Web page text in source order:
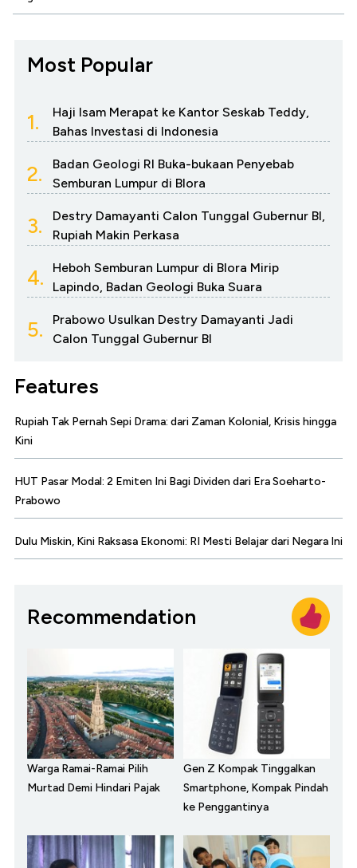
Most Popular
1.
Haji Isam Merapat ke Kantor Seskab Teddy,
Bahas Investasi di Indonesia
2.
Badan Geologi RI Buka-bukaan Penyebab
Semburan Lumpur di Blora
3.
Destry Damayanti Calon Tunggal Gubernur BI,
Rupiah Makin Perkasa
4.
Heboh Semburan Lumpur di Blora Mirip
Lapindo, Badan Geologi Buka Suara
5.
Prabowo Usulkan Destry Damayanti Jadi
Calon Tunggal Gubernur BI
Features
Rupiah Tak Pernah Sepi Drama: dari Zaman Kolonial, Krisis hingga
Kini
HUT Pasar Modal: 2 Emiten Ini Bagi Dividen dari Era Soeharto-
Prabowo
Dulu Miskin, Kini Raksasa Ekonomi: RI Mesti Belajar dari Negara Ini
Recommendation
Warga Ramai-Ramai Pilih
Murtad Demi Hindari Pajak
Gen Z Kompak Tinggalkan
Smartphone, Kompak Pindah
ke Penggantinya